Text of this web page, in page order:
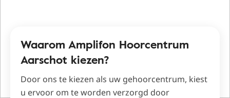
Waarom Amplifon Hoorcentrum
Aarschot kiezen?
Door ons te kiezen als uw gehoorcentrum, kiest
u ervoor om te worden verzorgd door